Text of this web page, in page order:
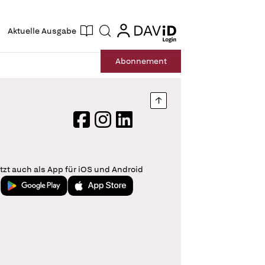
Aktuelle Ausgabe Suche login
login
Abonnement
Nach oben springen
FacebookInstagram
LinkedIn
auch als App für iOS und Android
Jetzt bei Google PlayLaden im App Store